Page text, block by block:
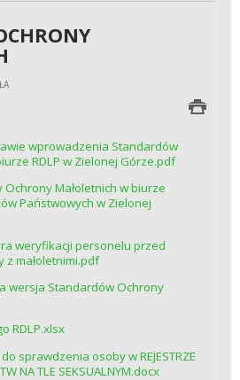
wprowadzenia Standardów
RDLP w Zielonej Górze.pdf
Ochrony Małoletnich w biurze
Państwowych w Zielonej
weryfikacji personelu przed
z małoletnimi.pdf
wersja Standardów Ochrony
RDLP.xlsx
sprawdzenia osoby w REJESTRZE
NA TLE SEKSUALNYM.docx